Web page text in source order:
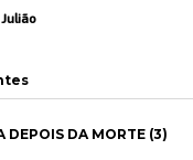
DEPOIS DA MORTE (3)